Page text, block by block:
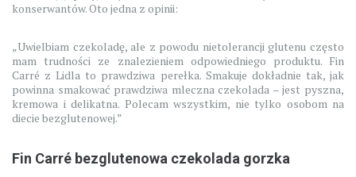
konserwantów. Oto jedna z opinii:
„Uwielbiam czekoladę, ale z powodu nietolerancji glutenu często
mam trudności ze znalezieniem odpowiedniego produktu. Fin
Carré z Lidla to prawdziwa perełka. Smakuje dokładnie tak, jak
powinna smakować prawdziwa mleczna czekolada – jest pyszna,
kremowa i delikatna. Polecam wszystkim, nie tylko osobom na
diecie bezglutenowej.”
Fin Carré bezglutenowa czekolada gorzka